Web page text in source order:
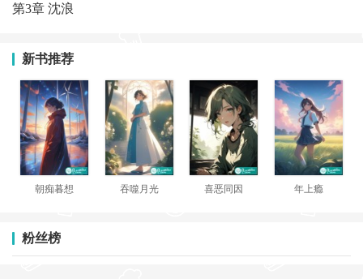
第3章 沈浪
新书推荐
朝痴暮想 吞噬月光 喜恶同因 年上瘾
粉丝榜